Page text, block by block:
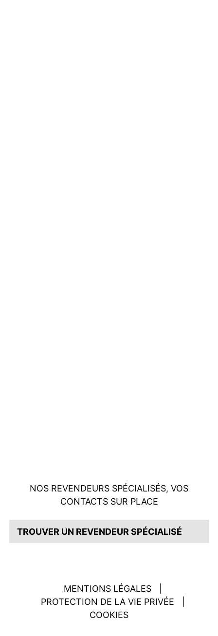
NOS REVENDEURS SPÉCIALISÉS, VOS
CONTACTS SUR PLACE
TROUVER UN REVENDEUR SPÉCIALISÉ
MENTIONS LÉGALES
PROTECTION DE LA VIE PRIVÉE
COOKIES